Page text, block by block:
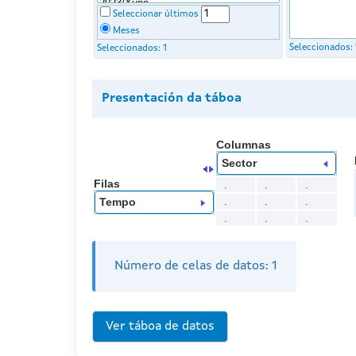
Seleccionar últimos
Meses
Seleccionados: 1 Seleccionados:
Presentación da táboa
Columnas
Sector
Filas
Tempo
. .
.
.
.
.
.
. .
Número de celas de datos: 1